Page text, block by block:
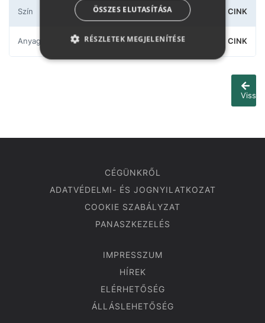
Szín CINK
Anyag CINK
Vissza
CÉGÜNKRŐL
ADATVÉDELMI- ÉS JOGNYILATKOZAT
COOKIE SZABÁLYZAT
PANASZKEZELÉS
IMPRESSZUM
HÍREK
ELÉRHETŐSÉG
ÁLLÁSLEHETŐSÉG
ÖSSZES ELUTASÍTÁSA
RÉSZLETEK MEGJELENÍTÉSE